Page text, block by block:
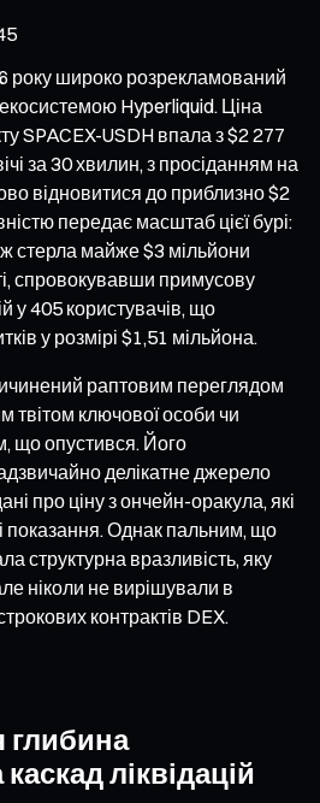
року широко розрекламований
Hyperliquid. Ціна
SPACEX-USDH впала з $2 277
за 30 хвилин, з просіданням на
відновитися до приблизно $2
передає масштаб цієї бурі:
стерла майже $3 мільйони
спровокувавши примусову
у 405 користувачів, що
у розмірі $1,51 мільйона.
раптовим переглядом
твітом ключової особи чи
що опустився. Його
делікатне джерело
про ціну з ончейн-оракула, які
показання. Однак пальним, що
структурна вразливість, яку
ніколи не вирішували в
контрактів DEX.
глибина
ліквідацій